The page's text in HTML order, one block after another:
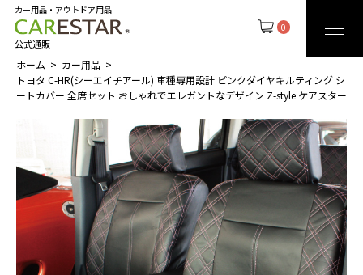
0
カー用品・アウトドア用品
公式通販
ホーム
カー用品
トヨタ C-HR(シーエイチアール) 車種専用設計 ピンクダイヤキルティング シ
ートカバー 全席セット おしゃれでエレガントなデザイン Z-style ケアスター